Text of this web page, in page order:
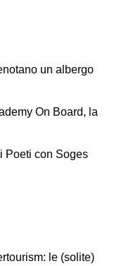
un albergo
On Board, la
Poeti con Soges
le (solite)